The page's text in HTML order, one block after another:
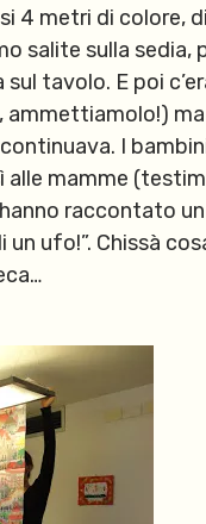
4 metri di colore,
salite sulla sedia,
sul tavolo. E poi
ammettiamolo!)
I
mamme
raccontato
un ufo!”. Chissà